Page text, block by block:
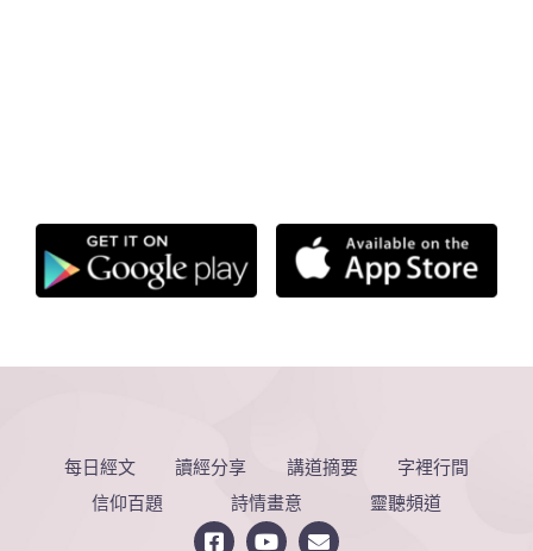
每日經文 讀經分享 講道摘要
字裡行間
信仰百題
詩情畫意 靈聽頻道